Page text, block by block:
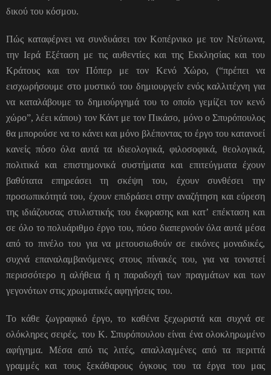
δικού του κόσμου.
Πώς καταφέρνει να συνδυάσει τον Κοπέρνικο με τον Νεύτωνα,
την Ιερά Εξέταση με τις αυθεντίες και της Εκκλησίας και του
Κράτους και τον Πόπερ με τον Κενό Χώρο, (“πρέπει να
εισχωρήσουμε στο μυστικό του δημιουργείν ενός καλλιτέχνη για
να καταλάβουμε το δημιούργημά του το οποίο γεμίζει τον κενό
χώρο”, λέει κάπου) τον Κάντ με τον Πικάσο, μόνο ο Σπυρόπουλος
θα μπορούσε να το κάνει και μόνο βλέποντας το έργο του κατανοεί
κανείς πόσο όλα αυτά τα ιδιεολογικά, φιλοσοφικά, θεολογικά,
πολιτικά και επιστημονικά συστήματα και επιτεύγματα έχουν
βαθύτατα επηρεάσει τη σκέψη του, έχουν συνθέσει την
προσωπικότητά του, έχουν επιδράσει στην αναζήτηση και εύρεση
της ιδιάζουσας στυλιστικής του έκφρασης και κατ’ επέκταση και
σε όλο το πολυάριθμο έργο του, πόσο διαπερνούν όλα αυτά μέσα
από το πινέλο του για να μετουσιωθούν σε εικόνες μοναδικές,
συχνά επαναλαμβανόμενες στους πίνακές του, για να τονιστεί
περισσότερο η αλήθεια ή η παραδοχή των πραγμάτων και των
γεγονότων στις χρωματικές αφηγήσεις του.
Το κάθε ζωγραφικό έργο, το καθένα ξεχωριστά και συχνά σε
ολόκληρες σειρές, του Κ. Σπυρόπουλου είναι ένα ολοκληρωμένο
αφήγημα. Μέσα από τις λιτές, απαλλαγμένες από τα περιττά
γραμμές και τους ξεκάθαρους όγκους του τα έργα του μας